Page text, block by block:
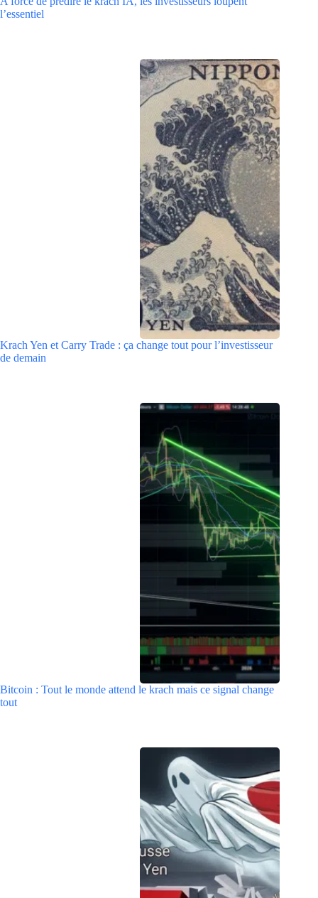
l’essentiel
Krach Yen et Carry Trade : ça change tout pour l’investisseur
de demain
Bitcoin : Tout le monde attend le krach mais ce signal change
tout